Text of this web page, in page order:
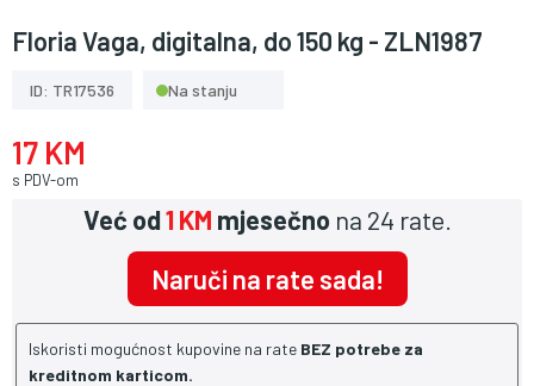
Floria Vaga, digitalna, do 150 kg - ZLN1987
ID: TR17536 Na stanju
17 KM
s PDV-om
Već od1 KM mjesečno na 24 rate.
Naruči na rate sada!
Iskoristi mogućnost kupovine na rate BEZ potrebe za
kreditnom karticom.